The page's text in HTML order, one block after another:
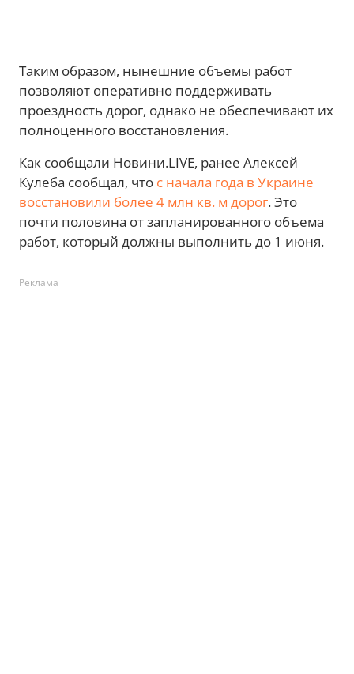
Таким образом, нынешние объемы работ
позволяют оперативно поддерживать
проездность дорог, однако не обеспечивают их
полноценного восстановления.
Как сообщали Новини.LIVE, ранее Алексей
Кулеба сообщал, что с начала года в Украине
восстановили более 4 млн кв. м дорог. Это
почти половина от запланированного объема
работ, который должны выполнить до 1 июня.
Реклама